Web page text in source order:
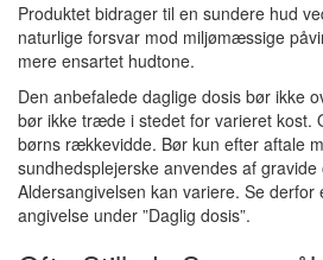
Produktet bidrager til en sundere hud
naturlige forsvar mod miljømæssige
mere ensartet hudtone.
Den anbefalede daglige dosis bør ikke
bør ikke træde i stedet for varieret kost.
børns rækkevidde. Bør kun efter aftale
sundhedsplejerske anvendes af
Aldersangivelsen kan variere. Se derfor
angivelse under ”Daglig dosis”.